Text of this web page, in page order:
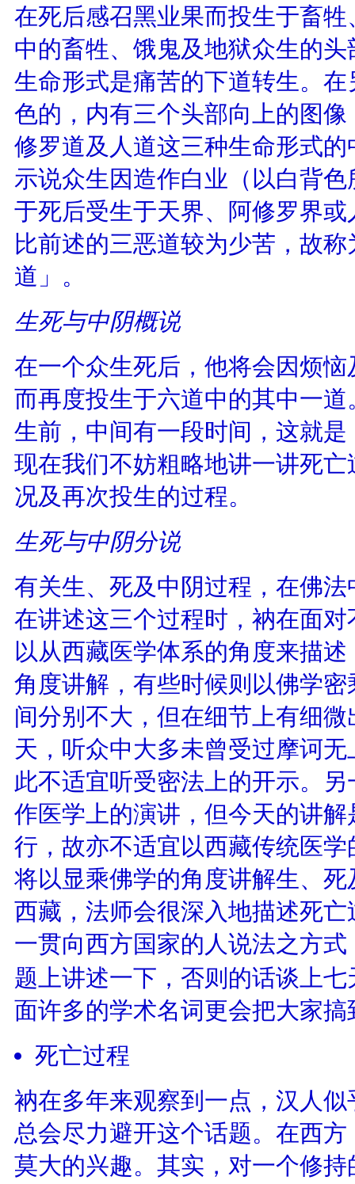
在死后感召黑业果而投生于畜
中的畜牲、饿鬼及地狱众生的
生命形式是痛苦的下道转生。
色的，内有三个头部向上的图
修罗道及人道这三种生命形式
示说众生因造作白业（以白背
于死后受生于天界、阿修罗界
比前述的三恶道较为少苦，故
道」。
生死与中阴概说
在一个众生死后，他将会因烦
而再度投生于六道中的其中一
生前，中间有一段时间，这就
现在我们不妨粗略地讲一讲死
况及再次投生的过程。
生死与中阴分说
有关生、死及中阴过程，在佛
在讲述这三个过程时，衲在面
以从西藏医学体系的角度来描
角度讲解，有些时候则以佛学
间分别不大，但在细节上有细
天，听众中大多未曾受过摩诃
此不适宜听受密法上的开示。
作医学上的演讲，但今天的讲
行，故亦不适宜以西藏传统医
将以显乘佛学的角度讲解生、
西藏，法师会很深入地描述死
一贯向西方国家的人说法之方
题上讲述一下，否则的话谈上
面许多的学术名词更会把大家
死亡过程
衲在多年来观察到一点，汉人
总会尽力避开这个话题。在西
莫大的兴趣。其实，对一个修